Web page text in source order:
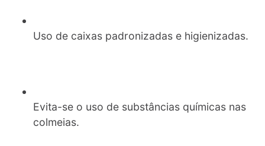
Uso de caixas padronizadas e higienizadas.
Evita-se o uso de substâncias químicas nas
colmeias.